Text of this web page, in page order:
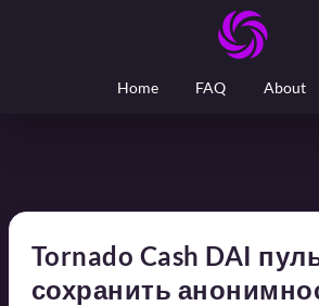
Home FAQ About
Tornado Cash DAI
сохранить